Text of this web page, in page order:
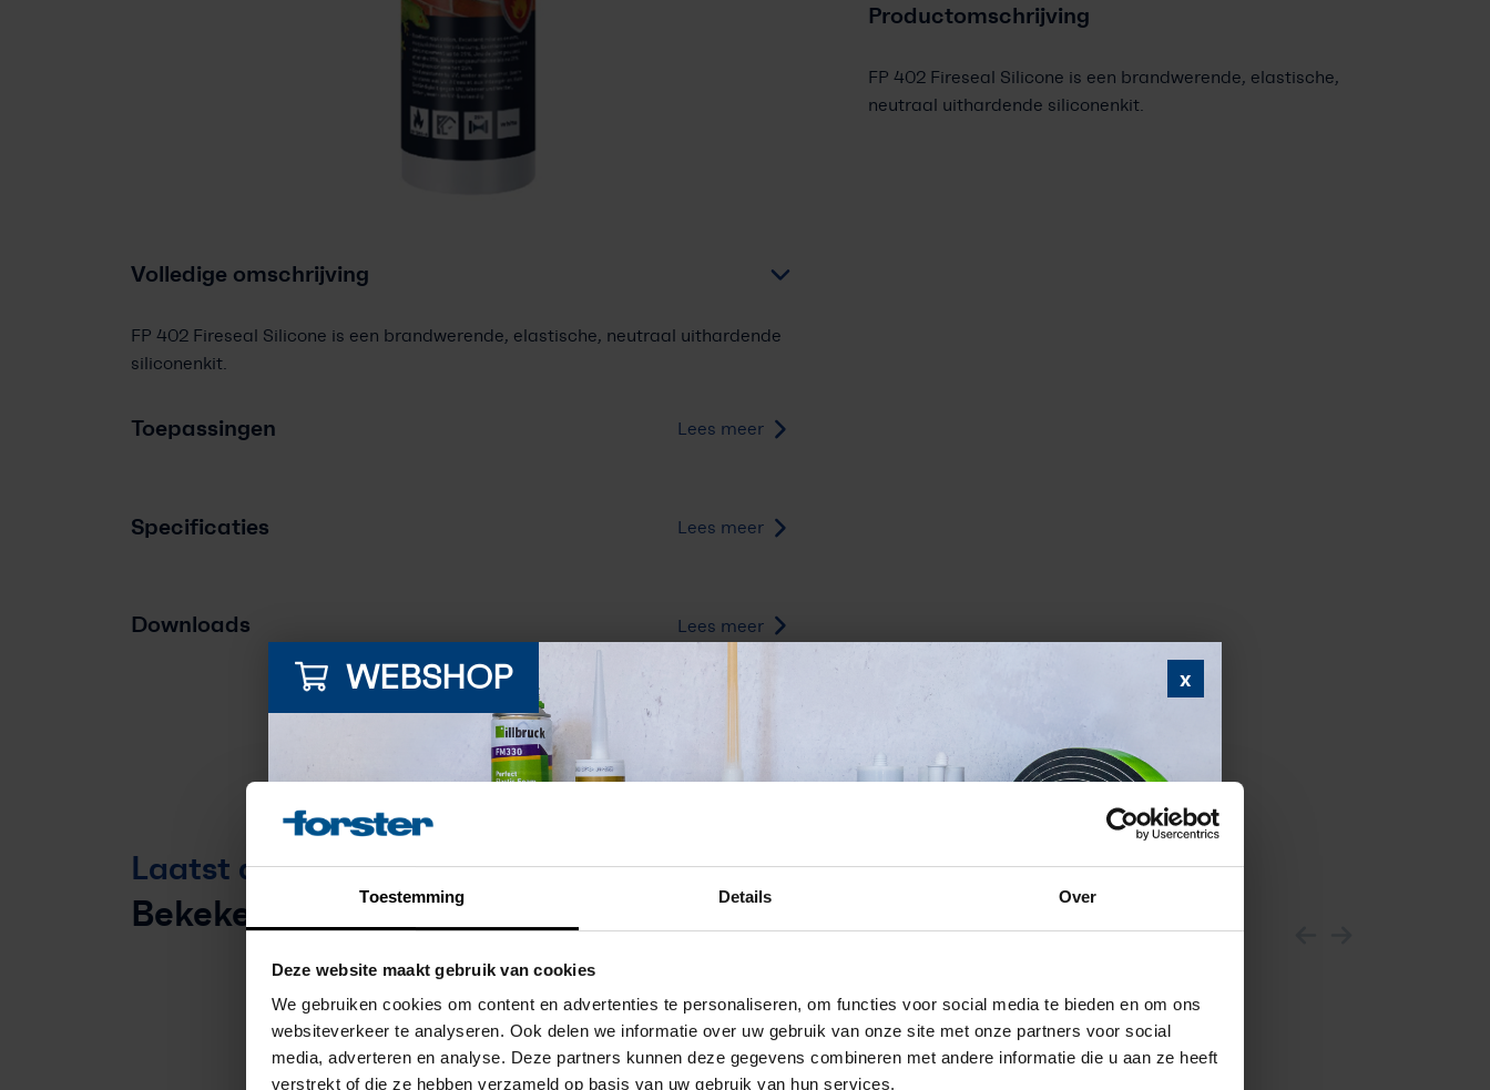
Toestemming Details Over
Deze website maakt gebruik van cookies
We gebruiken cookies om content en advertenties te personaliseren, om functies voor social media te bieden en om ons
websiteverkeer te analyseren. Ook delen we informatie over uw gebruik van onze site met onze partners voor social
media, adverteren en analyse. Deze partners kunnen deze gegevens combineren met andere informatie die u aan ze heeft
verstrekt of die ze hebben verzameld op basis van uw gebruik van hun services.
Productomschrijving
FP 402 Fireseal Silicone is een brandwerende, elastische,
neutraal uithardende siliconenkit.
Volledige omschrijving
FP 402 Fireseal Silicone is een brandwerende, elastische, neutraal uithardende
siliconenkit.
Toepassingen Lees meer
Specificaties Lees meer
Downloads Lees meer
Laatst door u
Bekeken
x
WEBSHOP
Vanwege de bouwvak is onze webshop